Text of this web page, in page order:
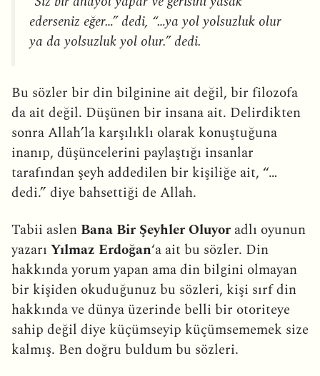
ederseniz eğer…” dedi, “…ya yol yolsuzluk olur
ya da yolsuzluk yol olur.” dedi.
Bu sözler bir din bilginine ait değil, bir filozofa
da ait değil. Düşünen bir insana ait. Delirdikten
sonra Allah’la karşılıklı olarak konuştuğuna
inanıp, düşüncelerini paylaştığı insanlar
tarafından şeyh addedilen bir kişiliğe ait, “…
dedi.” diye bahsettiği de Allah.
Tabii aslen Bana Bir Şeyhler Oluyor adlı oyunun
yazarı Yılmaz Erdoğan‘a ait bu sözler. Din
hakkında yorum yapan ama din bilgini olmayan
bir kişiden okuduğunuz bu sözleri, kişi sırf din
hakkında ve dünya üzerinde belli bir otoriteye
sahip değil diye küçümseyip küçümsememek size
kalmış. Ben doğru buldum bu sözleri.